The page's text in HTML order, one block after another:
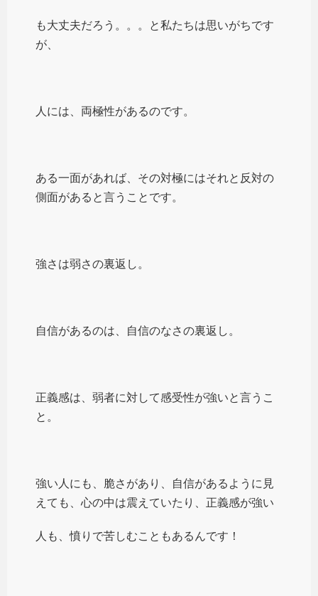
も大丈夫だろう。。。と私たちは思いがちです
が、
人には、両極性があるのです。
ある一面があれば、その対極にはそれと反対の
側面があると言うことです。
強さは弱さの裏返し。
自信があるのは、自信のなさの裏返し。
正義感は、弱者に対して感受性が強いと言うこ
と。
強い人にも、脆さがあり、自信があるように見
えても、心の中は震えていたり、正義感が強い
人も、憤りで苦しむこともあるんです！